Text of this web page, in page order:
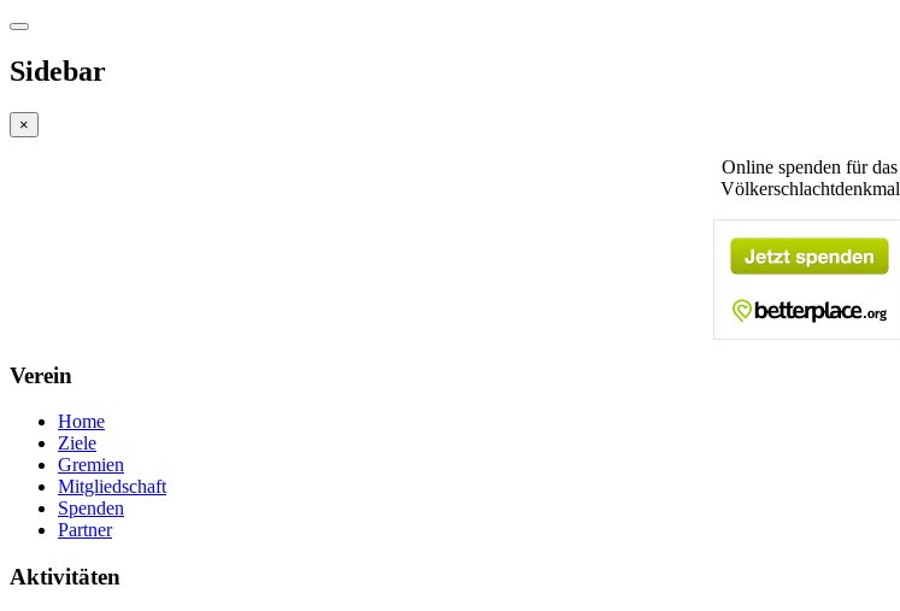
Sidebar
×
Online spenden für das
Völkerschlachtdenkmal
Verein
Home
Ziele
Gremien
Mitgliedschaft
Spenden
Partner
Aktivitäten